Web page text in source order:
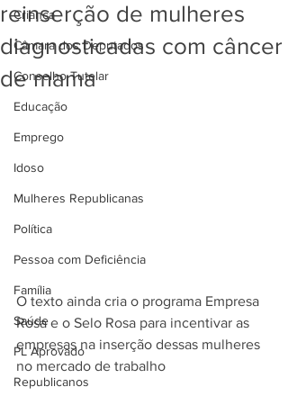
Criança
Câmara dos Deputados
Conselho Tutelar
Educação
Emprego
Idoso
Mulheres Republicanas
Política
Pessoa com Deficiência
Família
Saúde
PL Aprovado
Republicanos
reinserção de mulheres
diagnosticadas com câncer
de mama
O texto ainda cria o programa Empresa
Rosa e o Selo Rosa para incentivar as
empresas na inserção dessas mulheres
no mercado de trabalho